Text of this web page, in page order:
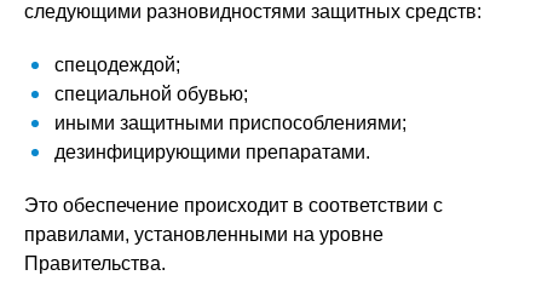
следующими разновидностями защитных средств:
спецодеждой;
специальной обувью;
иными защитными приспособлениями;
дезинфицирующими препаратами.
Это обеспечение происходит в соответствии с
правилами, установленными на уровне
Правительства.